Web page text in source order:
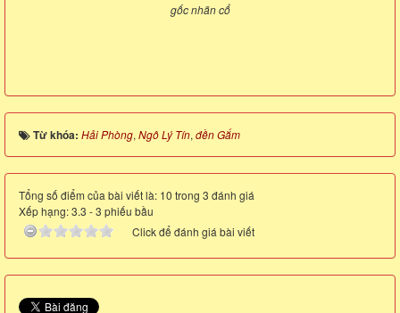
gốc nhãn cổ
Từ khóa: Hải Phòng, Ngô Lý Tín, đền Gắm
Tổng số điểm của bài viết là: 10 trong 3 đánh giá
Xếp hạng:3.3 -3 phiếu bầu
Click để đánh giá bài viết